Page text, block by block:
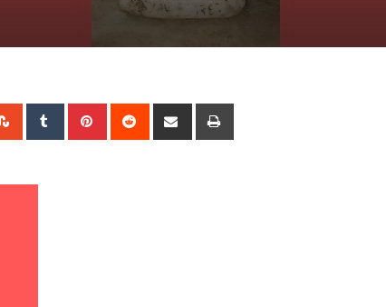
StumbleUpon
Tumblr Pinterest Reddit
Share